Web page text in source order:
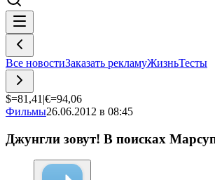
Все новостиЗаказать рекламуЖизньТесты
$=81,41 |€=94,06
Фильмы26.06.2012 в 08:45
Джунгли зовут! В поисках